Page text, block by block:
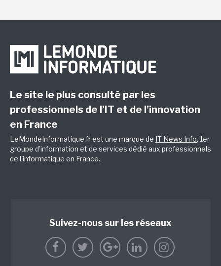
Le site le plus consulté par les
professionnels de l’IT et de l’innovation
en France
LeMondeInformatique.fr est une marque de IT News Info, 1er
groupe d'information et de services dédié aux professionnels
de l'informatique en France.
Suivez-nous sur les réseaux